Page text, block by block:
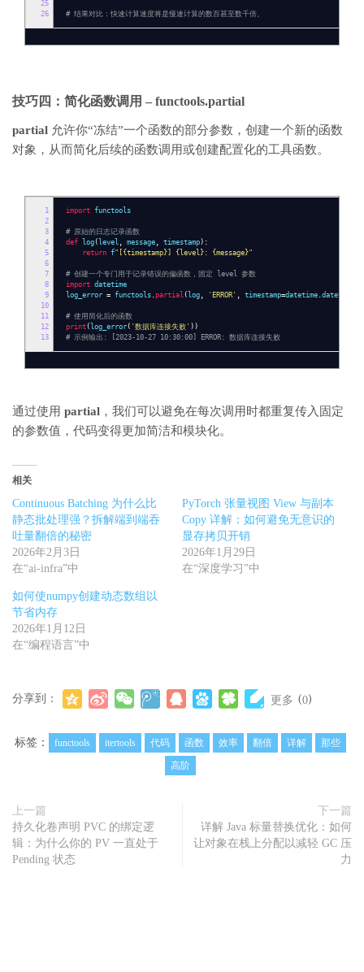
25
26
# 结果对比：快速计算速度将是慢速计算的数百甚至数千倍。
技巧四：简化函数调用 – functools.partial
partial 允许你“冻结”一个函数的部分参数，创建一个新的函数
对象，从而简化后续的函数调用或创建配置化的工具函数。
1
2
3
4
5
6
7
8
9
10
11
12
13
import functools
# 原始的日志记录函数
def log ( level , message , timestamp):
return f"[{timestamp}] {level}: {message}"
# 创建一个专门用于记录错误的偏函数，固定 level 参数
import datetime
log_error = functools .partial ( log , 'ERROR' , timestamp=datetime .datetime
# 使用简化后的函数
print ( log_error ( '数据库连接失败' ))
# 示例输出: [2023-10-27 10:30:00] ERROR: 数据库连接失败
通过使用 partial ，我们可以避免在每次调用时都重复传入固定
的参数值，代码变得更加简洁和模块化。
相关
Continuous Batching 为什么比
静态批处理强？拆解端到端吞
吐量翻倍的秘密
2026年2月3日
在“ai-infra”中
PyTorch 张量视图 View 与副本
Copy 详解：如何避免无意识的
显存拷贝开销
2026年1月29日
在“深度学习”中
如何使numpy创建动态数组以
节省内存
2026年1月12日
在“编程语言”中
分享到： 更多 (0)
标签： functools itertools 代码 函数 效率 翻倍 详解
那些
高阶
上一篇
持久化卷声明 PVC 的绑定逻
辑：为什么你的 PV 一直处于
Pending 状态
下一篇
详解 Java 标量替换优化：如何
让对象在栈上分配以减轻 GC 压
力